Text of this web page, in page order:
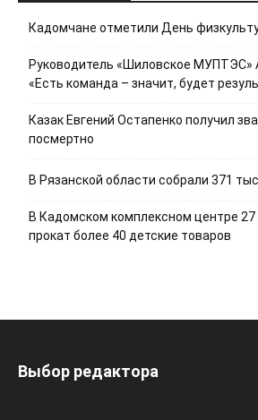
Кадомчане отметили День
Руководитель «Шиловское МУПТЭС»
«Есть команда – значит, будет
Казак Евгений Остапенко получил
посмертно
В Рязанской области собрали 371
В Кадомском комплексном центре 27
прокат более 40 детские товаров
Выбор редактора